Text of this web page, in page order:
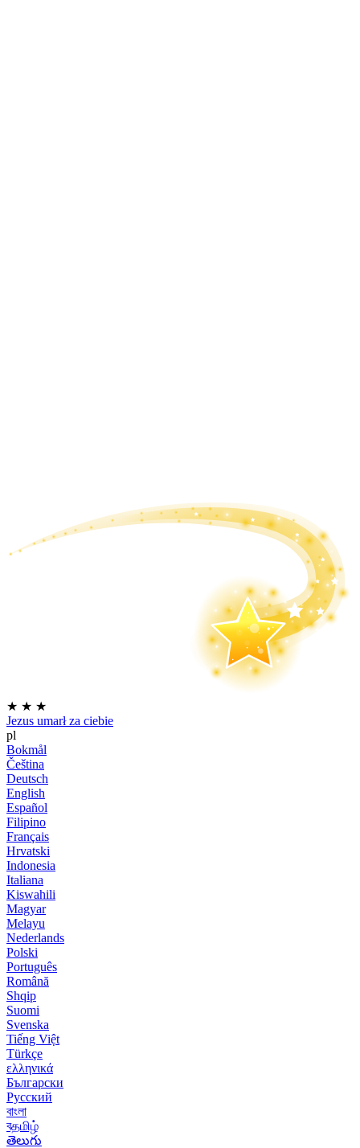
★ ★ ★
Jezus umarł za ciebie
pl
Bokmål
Čeština
Deutsch
English
Español
Filipino
Français
Hrvatski
Indonesia
Italiana
Kiswahili
Magyar
Melayu
Nederlands
Polski
Português
Română
Shqip
Suomi
Svenska
Tiếng Việt
Türkçe
ελληνικά
Български
Русский
বাংলা
বதமிழ்
తెలుగు